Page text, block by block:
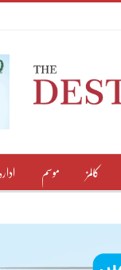
کالمز موسم ادارہ